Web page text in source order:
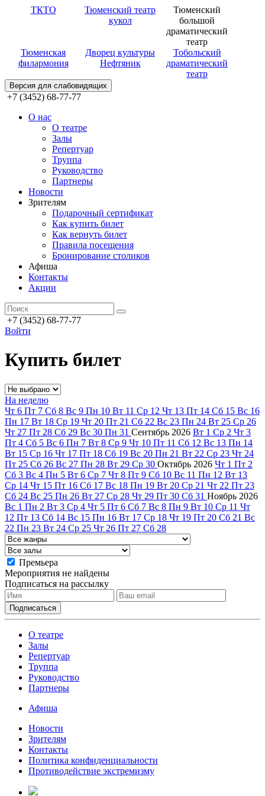
ТКТО
Тюменский театр
кукол
Тюменский
большой
драматический
театр
Тюменская
филармония
Дворец культуры
Нефтяник
Тобольский
драматический
театр
Версия для слабовидящих
+7 (3452) 68-77-77
О нас
О театре
Залы
Репертуар
Труппа
Руководство
Партнеры
Новости
Зрителям
Подарочный сертификат
Как купить билет
Как вернуть билет
Правила посещения
Бронирование столиков
Афиша
Контакты
Акции
+7 (3452) 68-77-77
Войти
Купить билет
На неделю
Чт 6 Пт 7 Сб 8 Вс 9 Пн 10 Вт 11 Ср 12 Чт 13 Пт 14 Сб 15 Вс 16
Пн 17 Вт 18 Ср 19 Чт 20 Пт 21 Сб 22 Вс 23 Пн 24 Вт 25 Ср 26
Чт 27 Пт 28 Сб 29 Вс 30 Пн 31 Сентябрь 2026 Вт 1 Ср 2 Чт 3
Пт 4 Сб 5 Вс 6 Пн 7 Вт 8 Ср 9 Чт 10 Пт 11 Сб 12 Вс 13 Пн 14
Вт 15 Ср 16 Чт 17 Пт 18 Сб 19 Вс 20 Пн 21 Вт 22 Ср 23 Чт 24
Пт 25 Сб 26 Вс 27 Пн 28 Вт 29 Ср 30 Октябрь 2026 Чт 1 Пт 2
Сб 3 Вс 4 Пн 5 Вт 6 Ср 7 Чт 8 Пт 9 Сб 10 Вс 11 Пн 12 Вт 13
Ср 14 Чт 15 Пт 16 Сб 17 Вс 18 Пн 19 Вт 20 Ср 21 Чт 22 Пт 23
Сб 24 Вс 25 Пн 26 Вт 27 Ср 28 Чт 29 Пт 30 Сб 31 Ноябрь 2026
Вс 1 Пн 2 Вт 3 Ср 4 Чт 5 Пт 6 Сб 7 Вс 8 Пн 9 Вт 10 Ср 11 Чт
12 Пт 13 Сб 14 Вс 15 Пн 16 Вт 17 Ср 18 Чт 19 Пт 20 Сб 21 Вс
22 Пн 23 Вт 24 Ср 25 Чт 26 Пт 27 Сб 28
Премьера
Мероприятия не найдены
Подписаться на рассылку
О театре
Залы
Репертуар
Труппа
Руководство
Партнеры
Афиша
Новости
Зрителям
Контакты
Политика конфиденциальности
Противодействие экстремизму